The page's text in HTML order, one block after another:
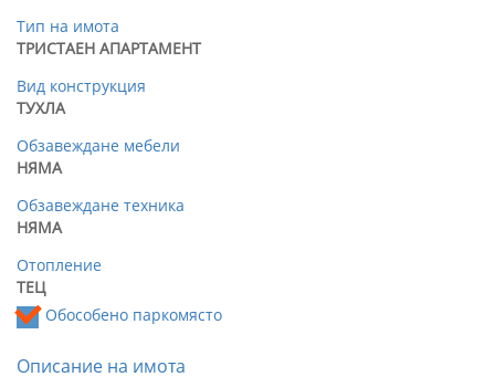
Тип на имота
ТРИСТАЕН АПАРТАМЕНТ
Вид конструкция
ТУХЛА
Обзавеждане мебели
НЯМА
Обзавеждане техника
НЯМА
Отопление
ТЕЦ
Обособено паркомясто
Описание на имота